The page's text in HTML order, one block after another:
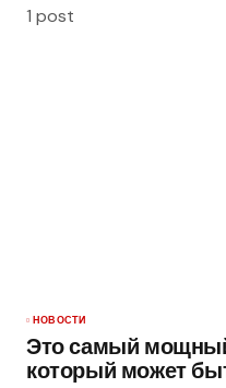
1 post
НОВОСТИ
Это самый мощный
который может